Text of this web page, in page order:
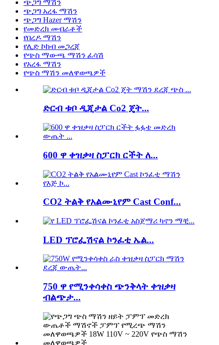
ጭጋግ ማሽን
ጭጋግ አረፋ ማሽን
ጭጋግ Hazer ማሽን
የመድረክ መብራቶች
የበረዶ ማሽን
የሊድ ኮከብ መጋረጃ
የጭስ ማውጫ ማሽን ፈሳሽ
የአረፋ ማሽን
የጭስ ማሽን መለዋወጫዎች
ድርብ ቱቦ ዲጂታል Co2 ጄት...
600 ዋ ቀዝቃዛ ስፓርክ ርችት ለ...
CO2 ትልቅ የአልሙኒየም Cast Conf...
LED ፕሮፌሽናል ኮንፈቲ ኤል...
750 ዋ የሚንቀሳቀስ ጭንቅላት ቀዝቃዛ
ብልጭታ...